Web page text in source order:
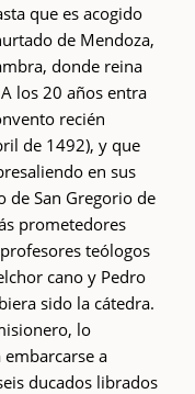
que es acogido
de Mendoza,
donde reina
los 20 años entra
recién
de 1492), y que
en sus
de San Gregorio de
prometedores
teólogos
cano y Pedro
sido la cátedra.
lo
a
ducados librados